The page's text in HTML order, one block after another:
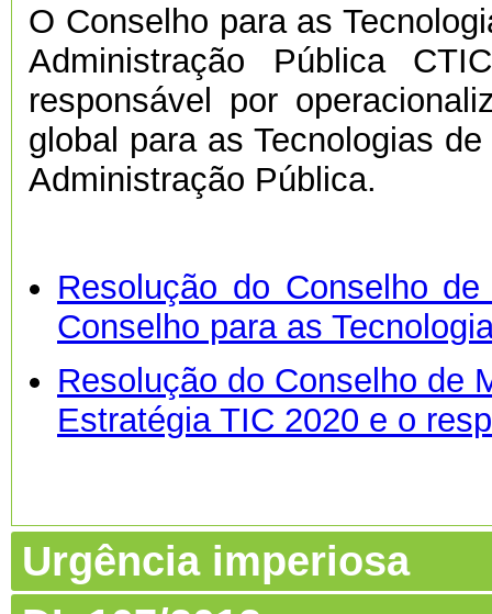
O Conselho para as
Administração Pública
responsável por
global para as Tecnologias
Administração Pública.
Resolução do Conselho
Conselho para as
Resolução do Conselho de
Estratégia TIC 2020 e o
Urgência imperiosa